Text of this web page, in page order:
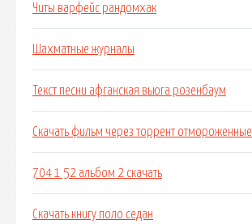
Читы варфейс рандомхак
Шахматные журналы
Текст песни афганская вьюга розенбаум
Скачать фильм через торрент отмороженные
704 1 52 альбом 2 скачать
Скачать книгу поло седан